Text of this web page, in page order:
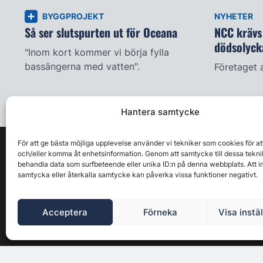
Hantera samtycke
För att ge bästa möjliga upplevelse använder vi tekniker som cookies för
och/eller komma åt enhetsinformation. Genom att samtycke till dessa
behandla data som surfbeteende eller unika ID:n på denna webbplats. Att
samtycka eller återkalla samtycke kan påverka vissa funktioner negativt.
Acceptera Förneka Visa
BYGGPROJEKT
Så ser slutspurten ut för Oceana
"Inom kort kommer vi börja fylla
bassängerna med vatten".
NYHETER
NCC
Företaget